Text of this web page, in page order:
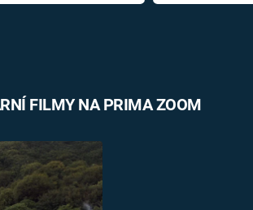
FILMY NA PRIMA ZOOM